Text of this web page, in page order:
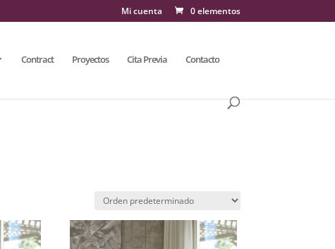
Mi cuenta 0 elementos
Contract Proyectos Cita Previa Contacto